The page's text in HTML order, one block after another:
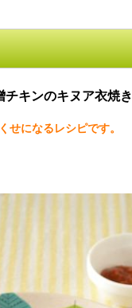
チキンのキヌア衣焼き
せになるレシピです。